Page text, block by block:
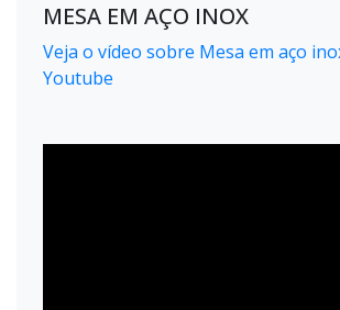
MESA EM AÇO INOX
Veja o vídeo sobre Mesa em aço
Youtube